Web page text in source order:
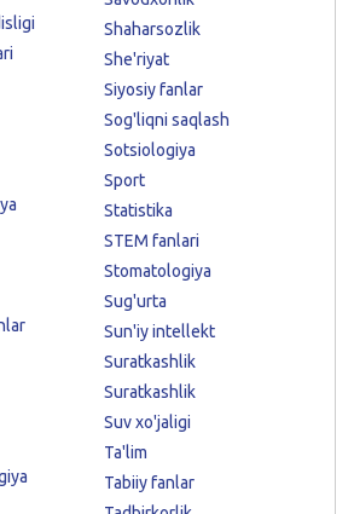
Shaharsozlik
She'riyat
Siyosiy fanlar
Sog'liqni saqlash
Sotsiologiya
Sport
Statistika
STEM fanlari
Stomatologiya
Sug'urta
Sun'iy intellekt
Suratkashlik
Suratkashlik
Suv xo'jaligi
Ta'lim
Tabiiy fanlar